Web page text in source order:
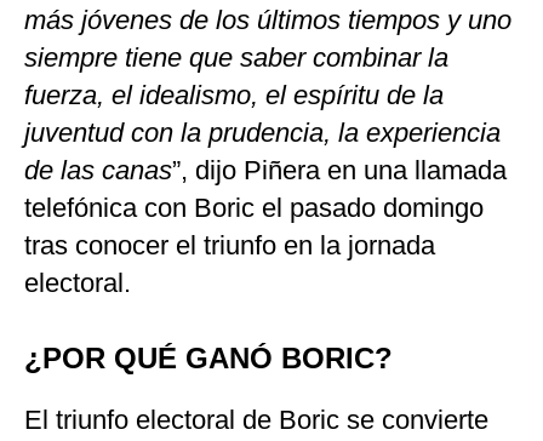
más jóvenes de los últimos tiempos y uno
siempre tiene que saber combinar la
fuerza, el idealismo, el espíritu de la
juventud con la prudencia, la experiencia
de las canas”, dijo Piñera en una llamada
telefónica con Boric el pasado domingo
tras conocer el triunfo en la jornada
electoral.
¿POR QUÉ GANÓ BORIC?
El triunfo electoral de Boric se convierte